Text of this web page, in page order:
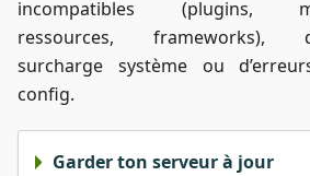
incompatibles (plugins,
ressources, frameworks),
surcharge système ou
config.
Garder ton serveur à jour